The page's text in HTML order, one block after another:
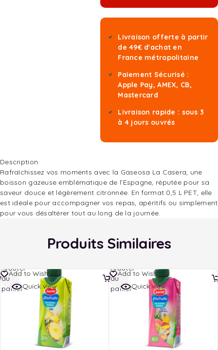
Livraison offerte à partir
de 49€ d'achat en
France métropolitaine
Paiement Sécurisé :
Apple Pay, AMEX, CB,
Mastercard
Livraison rapide : sous 3
à 4 jours ouvrés
Description
Rafraîchissez vos moments avec la Gaseosa La Casera, une
boisson gazeuse emblématique de l’Espagne, réputée pour sa
saveur douce et légèrement citronnée. En format 0,5 L PET, elle
est idéale pour accompagner vos repas, apéritifs ou simplement
pour vous désaltérer tout au long de la journée.
Produits Similaires
Add to Wishlist
Quick view
Ajouter
au
panier
Add to Wishlist
Quick view
Ajouter
au
panier